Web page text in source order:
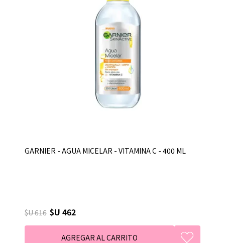
GARNIER - AGUA MICELAR - VITAMINA C - 400 ML
$U 616 $U 462